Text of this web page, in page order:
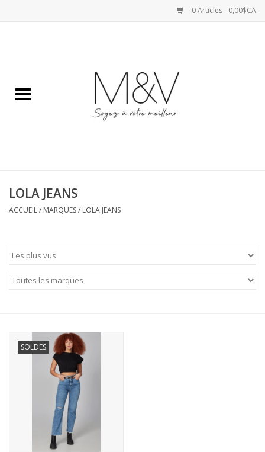
0 Articles - 0,00$CA
SPORTS
BAS
VESTES
MAILLOTS DE BAIN
LOLA JEANS
ACCUEIL/ MARQUES/ LOLA JEANS
SOLDES